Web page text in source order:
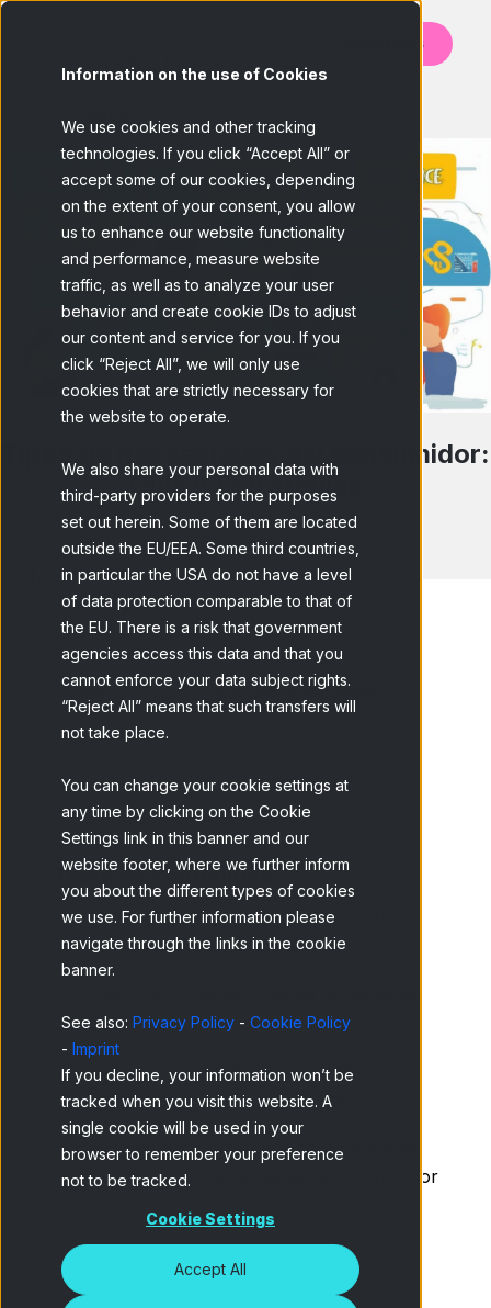
Information on the use of Cookies
We use cookies and other tracking
technologies. If you click “Accept All” or
accept some of our cookies, depending
on the extent of your consent, you allow
us to enhance our website functionality
and performance, measure website
traffic, as well as to analyze your user
behavior and create cookie IDs to adjust
our content and service for you. If you
click “Reject All”, we will only use
cookies that are strictly necessary for
the website to operate.
We also share your personal data with
third-party providers for the purposes
set out herein. Some of them are located
outside the EU/EEA. Some third countries,
in particular the USA do not have a level
of data protection comparable to that of
the EU. There is a risk that government
agencies access this data and that you
cannot enforce your data subject rights.
“Reject All” means that such transfers will
not take place.
You can change your cookie settings at
any time by clicking on the Cookie
Settings link in this banner and our
website footer, where we further inform
you about the different types of cookies
we use. For further information please
navigate through the links in the cookie
banner.
See also: Privacy Policy - Cookie Policy
- Imprint
If you decline, your information won’t be
tracked when you visit this website. A
single cookie will be used in your
browser to remember your preference
not to be tracked.
Cookie Settings
Accept All
Contáctanos
Tipos de necesidades del consumidor:
Guía y Estrategias
Home Blog Tipos de necesidades...
Tabla de contenidos
Comprendiendo las necesidades del
consumidor en marketing
del consumidor
La pirámide de Maslow aplicada al
comportamiento del consumidor
Estrategias de marketing para satisfacer
las diferentes necesidades del consumidor